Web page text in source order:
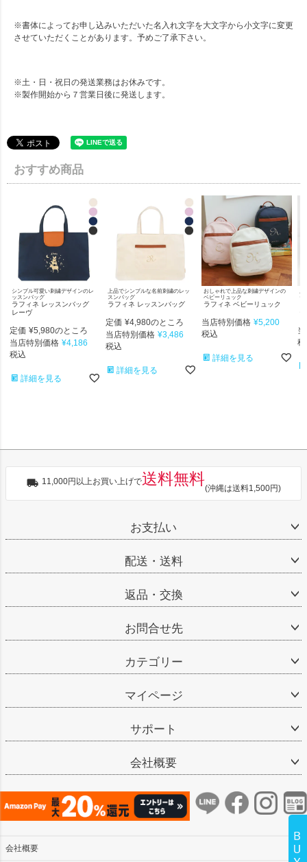
※書体によってお申し込みいただいた名入れ文字を大文字から小文字に変更
させていただくことがあります。予めご了承下さい。
※土・日・祝日の発送業務はお休みです。
※製作開始から７営業日後に発送します。
おすすめ商品
シンプル可愛い刺繍デザインのレ
ッスンバッグ
ラフィネ レッスンバッグ
レーヴ
定価 ¥5,980のところ
当店特別価格 ¥4,186
税込
詳細を見る
上品でシンプルな名前刺繍のレッ
スンバッグ
ラフィネ レッスンバッグ
定価 ¥4,980のところ
当店特別価格 ¥3,486
税込
詳細を見る
おしゃれで上品な刺繍デザインの
ベビーリュック
ラフィネ ベビーリュック
当店特別価格 ¥5,200
税込
詳細を見る
ー
税
11,000円以上お買い上げで送料無料
(沖縄は送料1,500円)
お支払い
配送・送料
返品・交換
お問合せ先
カテゴリー
マイページ
サポート
会社概要
会社概要